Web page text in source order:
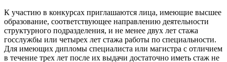
К участию в конкурсах приглашаются лица, имеющие высшее
образование, соответствующее направлению деятельности
структурного подразделения, и не менее двух лет стажа
госслужбы или четырех лет стажа работы по специальности.
Для имеющих дипломы специалиста или магистра с отличием
в течение трех лет после их выдачи достаточно иметь стаж не